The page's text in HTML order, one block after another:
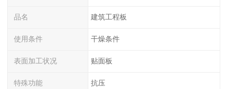
品名 建筑工程板
使用条件 干燥条件
表面加工状况 贴面板
特殊功能 抗压